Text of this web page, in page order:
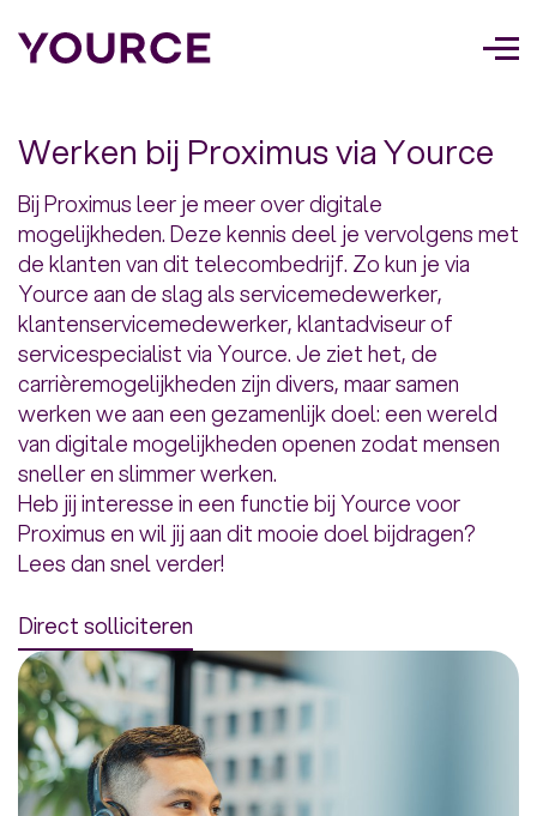
Werken bij Proximus via Yource
Bij Proximus leer je meer over digitale
mogelijkheden. Deze kennis deel je vervolgens met
de klanten van dit telecombedrijf. Zo kun je via
Yource aan de slag als servicemedewerker,
klantenservicemedewerker, klantadviseur of
servicespecialist via Yource. Je ziet het, de
carrièremogelijkheden zijn divers, maar samen
werken we aan een gezamenlijk doel: een wereld
van digitale mogelijkheden openen zodat mensen
sneller en slimmer werken.
Heb jij interesse in een functie bij Yource voor
Proximus en wil jij aan dit mooie doel bijdragen?
Lees dan snel verder!
Direct solliciteren